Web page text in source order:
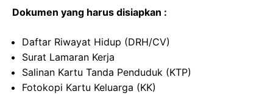
Dokumen yang harus disiapkan :
Daftar Riwayat Hidup (DRH/CV)
Surat Lamaran Kerja
Salinan Kartu Tanda Penduduk (KTP)
Fotokopi Kartu Keluarga (KK)